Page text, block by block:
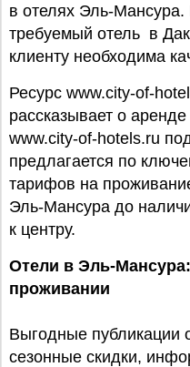
в отелях Эль-Мансура.
требуемый отель в
клиенту необходима
Ресурс www.city-of-
рассказывает о
www.city-of-hotels.ru
предлагается по
тарифов на
Эль-Мансура до
к центру.
Отели в Эль-
проживании
Выгодные публикации
сезонные скидки,